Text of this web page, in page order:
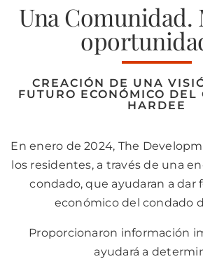
Una Comunidad.
CREACIÓN DE UNA
FUTURO ECONÓMICO DEL
HARDEE
En enero de 2024, The
los residentes, a través de una
condado, que ayudaran a dar
económico del condado
Proporcionaron información
ayudará a